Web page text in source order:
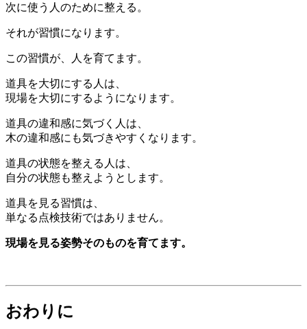
次に使う人のために整える。
それが習慣になります。
この習慣が、人を育てます。
道具を大切にする人は、
現場を大切にするようになります。
道具の違和感に気づく人は、
木の違和感にも気づきやすくなります。
道具の状態を整える人は、
自分の状態も整えようとします。
道具を見る習慣は、
単なる点検技術ではありません。
現場を見る姿勢そのものを育てます。
おわりに